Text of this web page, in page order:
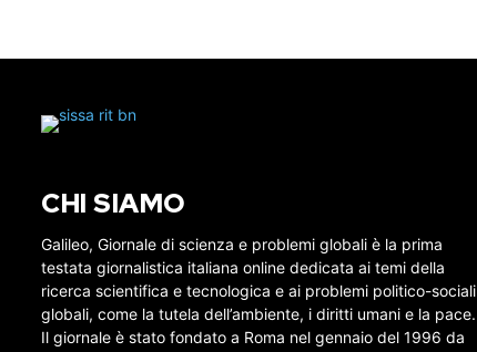
CHI SIAMO
Galileo, Giornale di scienza e problemi globali è la prima
testata giornalistica italiana online dedicata ai temi della
ricerca scientifica e tecnologica e ai problemi politico-sociali
globali, come la tutela dell’ambiente, i diritti umani e la pace.
Il giornale è stato fondato a Roma nel gennaio del 1996 da